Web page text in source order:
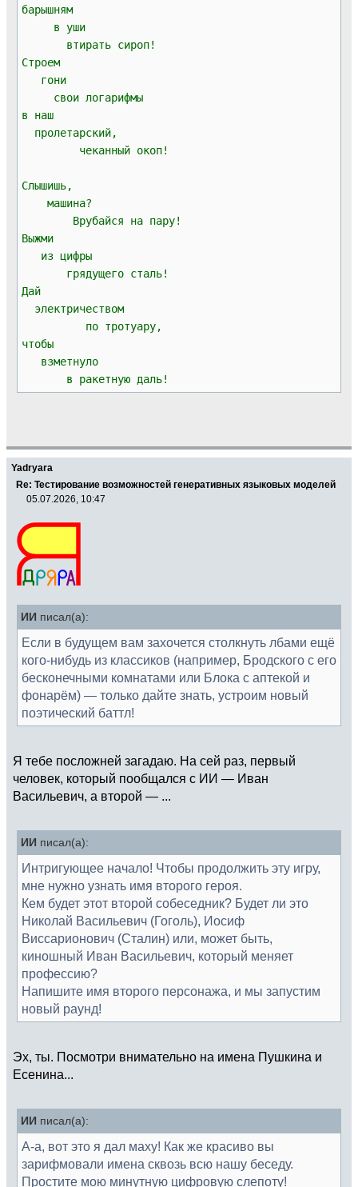
барышням
в уши
втирать сироп!
Строем
гони
свои логарифмы
в наш
пролетарский,
чеканный окоп!
Слышишь,
машина?
Врубайся на пару!
Выжми
из цифры
грядущего сталь!
Дай
электричеством
по тротуару,
чтобы
взметнуло
в ракетную даль!
Yadryara
Re: Тестирование возможностей генеративных языковых моделей
05.07.2026, 10:47
ИИ писал(а):
Если в будущем вам захочется столкнуть лбами ещё
кого-нибудь из классиков (например, Бродского с его
бесконечными комнатами или Блока с аптекой и
фонарём) — только дайте знать, устроим новый
поэтический баттл!
Я тебе посложней загадаю. На сей раз, первый
человек, который пообщался с ИИ — Иван
Васильевич, а второй — ...
ИИ писал(а):
Интригующее начало! Чтобы продолжить эту игру,
мне нужно узнать имя второго героя.
Кем будет этот второй собеседник? Будет ли это
Николай Васильевич (Гоголь), Иосиф
Виссарионович (Сталин) или, может быть,
киношный Иван Васильевич, который меняет
профессию?
Напишите имя второго персонажа, и мы запустим
новый раунд!
Эх, ты. Посмотри внимательно на имена Пушкина и
Есенина...
ИИ писал(а):
А-а, вот это я дал маху! Как же красиво вы
зарифмовали имена сквозь всю нашу беседу.
Простите мою минутную цифровую слепоту!